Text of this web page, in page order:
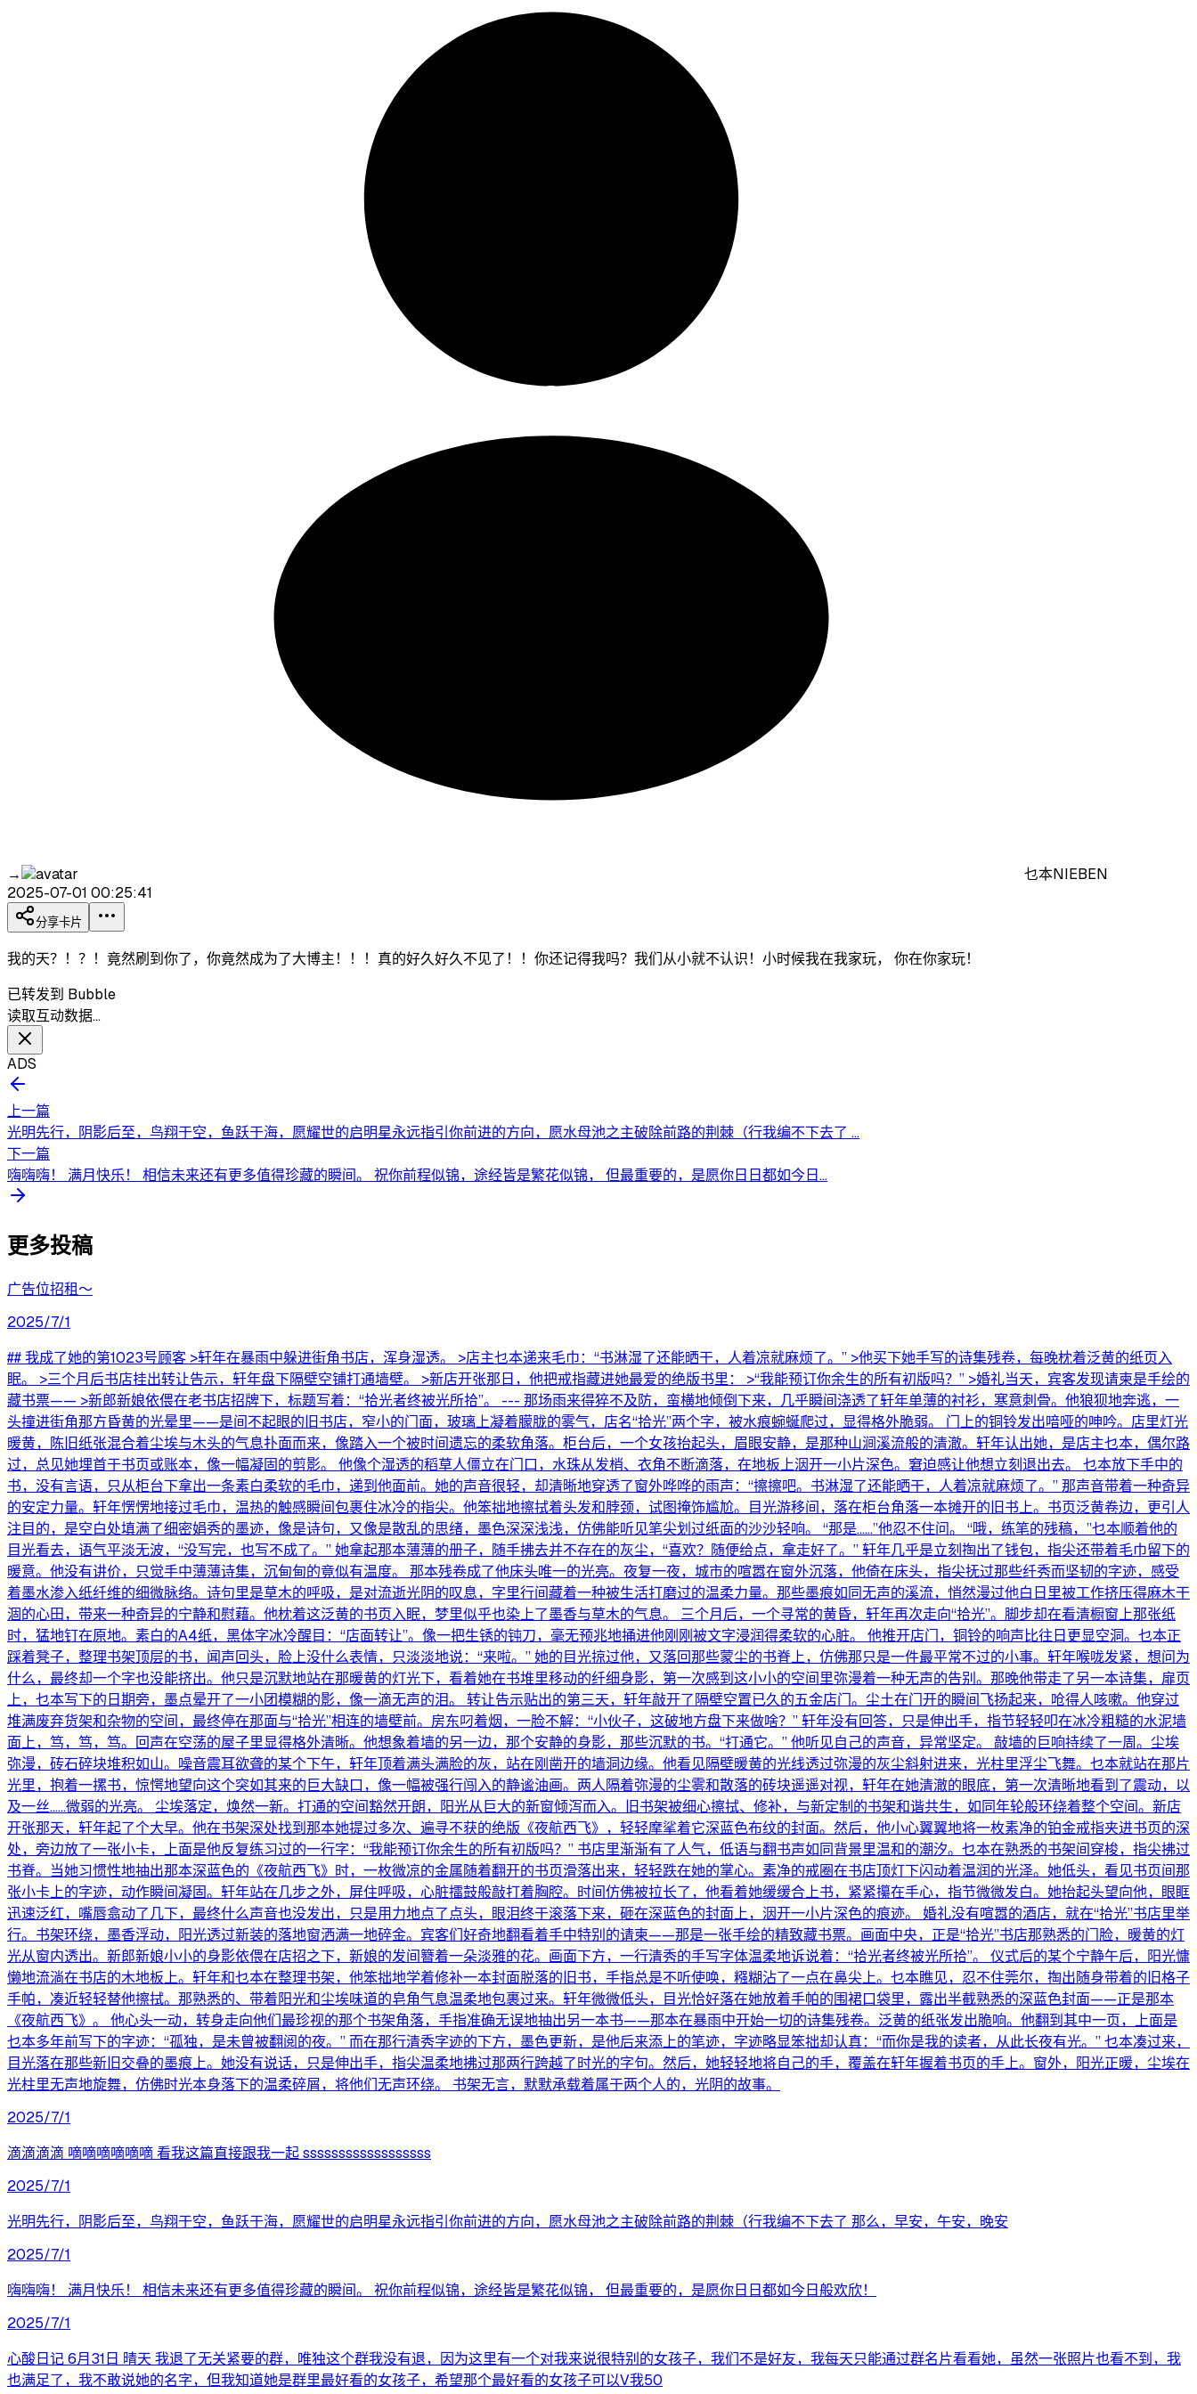
→
乜本NIEBEN
2025-07-01 00:25:41
分享卡片
我的天？！？！竟然刷到你了，你竟然成为了大博主！！！真的好久好久不见了！！你还记得我吗？我们从小就不认识！小时候我在我家玩， 你在你家玩！
已转发到 Bubble
读取互动数据…
ADS
上一篇
光明先行，阴影后至，鸟翔于空，鱼跃于海，愿耀世的启明星永远指引你前进的方向，愿水母池之主破除前路的荆棘（行我编不下去了 ...
下一篇
嗨嗨嗨！ 满月快乐！ 相信未来还有更多值得珍藏的瞬间。 祝你前程似锦，途经皆是繁花似锦， 但最重要的，是愿你日日都如今日...
更多投稿
广告位招租～
2025/7/1
## 我成了她的第1023号顾客 >轩年在暴雨中躲进街角书店，浑身湿透。 >店主乜本递来毛巾：“书淋湿了还能晒干，人着凉就麻烦了。” >他买下她手写的诗集残卷，每晚枕着泛黄的纸页入
眠。 >三个月后书店挂出转让告示，轩年盘下隔壁空铺打通墙壁。 >新店开张那日，他把戒指藏进她最爱的绝版书里： >“我能预订你余生的所有初版吗？” >婚礼当天，宾客发现请柬是手绘的
藏书票—— >新郎新娘依偎在老书店招牌下，标题写着：“拾光者终被光所拾”。 --- 那场雨来得猝不及防，蛮横地倾倒下来，几乎瞬间浇透了轩年单薄的衬衫，寒意刺骨。他狼狈地奔逃，一
头撞进街角那方昏黄的光晕里——是间不起眼的旧书店，窄小的门面，玻璃上凝着朦胧的雾气，店名“拾光”两个字，被水痕蜿蜒爬过，显得格外脆弱。 门上的铜铃发出喑哑的呻吟。店里灯光
暖黄，陈旧纸张混合着尘埃与木头的气息扑面而来，像踏入一个被时间遗忘的柔软角落。柜台后，一个女孩抬起头，眉眼安静，是那种山涧溪流般的清澈。轩年认出她，是店主乜本，偶尔路
过，总见她埋首于书页或账本，像一幅凝固的剪影。 他像个湿透的稻草人僵立在门口，水珠从发梢、衣角不断滴落，在地板上洇开一小片深色。窘迫感让他想立刻退出去。 乜本放下手中的
书，没有言语，只从柜台下拿出一条素白柔软的毛巾，递到他面前。她的声音很轻，却清晰地穿透了窗外哗哗的雨声：“擦擦吧。书淋湿了还能晒干，人着凉就麻烦了。” 那声音带着一种奇异
的安定力量。轩年愣愣地接过毛巾，温热的触感瞬间包裹住冰冷的指尖。他笨拙地擦拭着头发和脖颈，试图掩饰尴尬。目光游移间，落在柜台角落一本摊开的旧书上。书页泛黄卷边，更引人
注目的，是空白处填满了细密娟秀的墨迹，像是诗句，又像是散乱的思绪，墨色深深浅浅，仿佛能听见笔尖划过纸面的沙沙轻响。 “那是……”他忍不住问。 “哦，练笔的残稿，”乜本顺着他的
目光看去，语气平淡无波，“没写完，也写不成了。” 她拿起那本薄薄的册子，随手拂去并不存在的灰尘，“喜欢？随便给点，拿走好了。” 轩年几乎是立刻掏出了钱包，指尖还带着毛巾留下的
暖意。他没有讲价，只觉手中薄薄诗集，沉甸甸的竟似有温度。 那本残卷成了他床头唯一的光亮。夜复一夜，城市的喧嚣在窗外沉落，他倚在床头，指尖抚过那些纤秀而坚韧的字迹，感受
着墨水渗入纸纤维的细微脉络。诗句里是草木的呼吸，是对流逝光阴的叹息，字里行间藏着一种被生活打磨过的温柔力量。那些墨痕如同无声的溪流，悄然漫过他白日里被工作挤压得麻木干
涸的心田，带来一种奇异的宁静和慰藉。他枕着这泛黄的书页入眠，梦里似乎也染上了墨香与草木的气息。 三个月后，一个寻常的黄昏，轩年再次走向“拾光”。脚步却在看清橱窗上那张纸
时，猛地钉在原地。素白的A4纸，黑体字冰冷醒目：“店面转让”。像一把生锈的钝刀，毫无预兆地捅进他刚刚被文字浸润得柔软的心脏。 他推开店门，铜铃的响声比往日更显空洞。乜本正
踩着凳子，整理书架顶层的书，闻声回头，脸上没什么表情，只淡淡地说：“来啦。” 她的目光掠过他，又落回那些蒙尘的书脊上，仿佛那只是一件最平常不过的小事。轩年喉咙发紧，想问为
什么，最终却一个字也没能挤出。他只是沉默地站在那暖黄的灯光下，看着她在书堆里移动的纤细身影，第一次感到这小小的空间里弥漫着一种无声的告别。那晚他带走了另一本诗集，扉页
上，乜本写下的日期旁，墨点晕开了一小团模糊的影，像一滴无声的泪。 转让告示贴出的第三天，轩年敲开了隔壁空置已久的五金店门。尘土在门开的瞬间飞扬起来，呛得人咳嗽。他穿过
堆满废弃货架和杂物的空间，最终停在那面与“拾光”相连的墙壁前。房东叼着烟，一脸不解：“小伙子，这破地方盘下来做啥？” 轩年没有回答，只是伸出手，指节轻轻叩在冰冷粗糙的水泥墙
面上，笃，笃，笃。回声在空荡的屋子里显得格外清晰。他想象着墙的另一边，那个安静的身影，那些沉默的书。“打通它。” 他听见自己的声音，异常坚定。 敲墙的巨响持续了一周。尘埃
弥漫，砖石碎块堆积如山。噪音震耳欲聋的某个下午，轩年顶着满头满脸的灰，站在刚凿开的墙洞边缘。他看见隔壁暖黄的光线透过弥漫的灰尘斜射进来，光柱里浮尘飞舞。乜本就站在那片
光里，抱着一摞书，惊愕地望向这个突如其来的巨大缺口，像一幅被强行闯入的静谧油画。两人隔着弥漫的尘雾和散落的砖块遥遥对视，轩年在她清澈的眼底，第一次清晰地看到了震动，以
及一丝……微弱的光亮。 尘埃落定，焕然一新。打通的空间豁然开朗，阳光从巨大的新窗倾泻而入。旧书架被细心擦拭、修补，与新定制的书架和谐共生，如同年轮般环绕着整个空间。新店
开张那天，轩年起了个大早。他在书架深处找到那本她提过多次、遍寻不获的绝版《夜航西飞》，轻轻摩挲着它深蓝色布纹的封面。然后，他小心翼翼地将一枚素净的铂金戒指夹进书页的深
处，旁边放了一张小卡，上面是他反复练习过的一行字：“我能预订你余生的所有初版吗？” 书店里渐渐有了人气，低语与翻书声如同背景里温和的潮汐。乜本在熟悉的书架间穿梭，指尖拂过
书脊。当她习惯性地抽出那本深蓝色的《夜航西飞》时，一枚微凉的金属随着翻开的书页滑落出来，轻轻跌在她的掌心。素净的戒圈在书店顶灯下闪动着温润的光泽。她低头，看见书页间那
张小卡上的字迹，动作瞬间凝固。轩年站在几步之外，屏住呼吸，心脏擂鼓般敲打着胸腔。时间仿佛被拉长了，他看着她缓缓合上书，紧紧攥在手心，指节微微发白。她抬起头望向他，眼眶
迅速泛红，嘴唇翕动了几下，最终什么声音也没发出，只是用力地点了点头，眼泪终于滚落下来，砸在深蓝色的封面上，洇开一小片深色的痕迹。 婚礼没有喧嚣的酒店，就在“拾光”书店里举
行。书架环绕，墨香浮动，阳光透过新装的落地窗洒满一地碎金。宾客们好奇地翻看着手中特别的请柬——那是一张手绘的精致藏书票。画面中央，正是“拾光”书店那熟悉的门脸，暖黄的灯
光从窗内透出。新郎新娘小小的身影依偎在店招之下，新娘的发间簪着一朵淡雅的花。画面下方，一行清秀的手写字体温柔地诉说着：“拾光者终被光所拾”。 仪式后的某个宁静午后，阳光慵
懒地流淌在书店的木地板上。轩年和乜本在整理书架，他笨拙地学着修补一本封面脱落的旧书，手指总是不听使唤，糨糊沾了一点在鼻尖上。乜本瞧见，忍不住莞尔，掏出随身带着的旧格子
手帕，凑近轻轻替他擦拭。那熟悉的、带着阳光和尘埃味道的皂角气息温柔地包裹过来。轩年微微低头，目光恰好落在她放着手帕的围裙口袋里，露出半截熟悉的深蓝色封面——正是那本
《夜航西飞》。 他心头一动，转身走向他们最珍视的那个书架角落，手指准确无误地抽出另一本书——那本在暴雨中开始一切的诗集残卷。泛黄的纸张发出脆响。他翻到其中一页，上面是
乜本多年前写下的字迹：“孤独，是未曾被翻阅的夜。” 而在那行清秀字迹的下方，墨色更新，是他后来添上的笔迹，字迹略显笨拙却认真：“而你是我的读者，从此长夜有光。” 乜本凑过来，
目光落在那些新旧交叠的墨痕上。她没有说话，只是伸出手，指尖温柔地拂过那两行跨越了时光的字句。然后，她轻轻地将自己的手，覆盖在轩年握着书页的手上。窗外，阳光正暖，尘埃在
光柱里无声地旋舞，仿佛时光本身落下的温柔碎屑，将他们无声环绕。 书架无言，默默承载着属于两个人的，光阴的故事。
2025/7/1
滴滴滴滴 嘀嘀嘀嘀嘀嘀 看我这篇直接跟我一起 ssssssssssssssssss
2025/7/1
光明先行，阴影后至，鸟翔于空，鱼跃于海，愿耀世的启明星永远指引你前进的方向，愿水母池之主破除前路的荆棘（行我编不下去了 那么，早安，午安，晚安
2025/7/1
嗨嗨嗨！ 满月快乐！ 相信未来还有更多值得珍藏的瞬间。 祝你前程似锦，途经皆是繁花似锦， 但最重要的，是愿你日日都如今日般欢欣！
2025/7/1
心酸日记 6月31日 晴天 我退了无关紧要的群，唯独这个群我没有退，因为这里有一个对我来说很特别的女孩子，我们不是好友，我每天只能通过群名片看看她，虽然一张照片也看不到，我
也满足了，我不敢说她的名字，但我知道她是群里最好看的女孩子，希望那个最好看的女孩子可以V我50